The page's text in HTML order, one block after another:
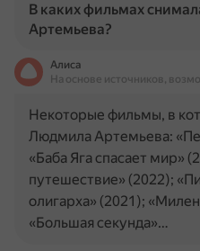
В каких фильмах
Артемьева?
Алиса
На основе источников,
Некоторые фильмы, в
Людмила Артемьева:
«Баба Яга спасает мир»
путешествие» (2022);
олигарха» (2021);
«Большая секунда»…